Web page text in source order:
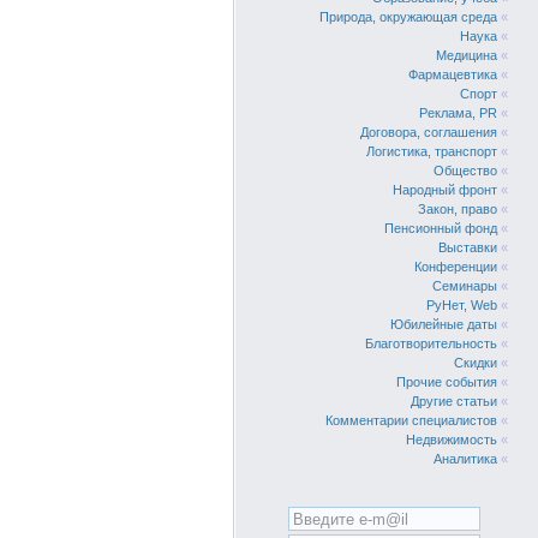
Природа, окружающая среда «
Наука «
Медицина «
Фармацевтика «
Спорт «
Реклама, PR «
Договора, соглашения «
Логистика, транспорт «
Общество «
Народный фронт «
Закон, право «
Пенсионный фонд «
Выставки «
Конференции «
Семинары «
РуНет, Web «
Юбилейные даты «
Благотворительность «
Скидки «
Прочие события «
Другие статьи «
Комментарии специалистов «
Недвижимость «
Аналитика «